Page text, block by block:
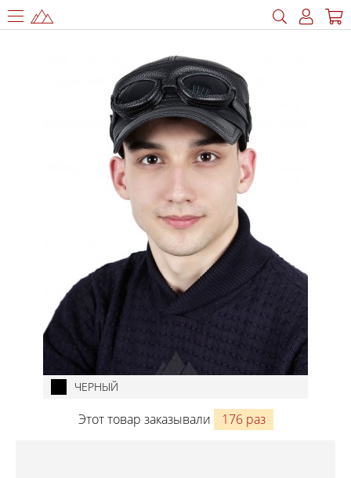
ЧЕРНЫЙ
Этот товар заказывали 176 раз